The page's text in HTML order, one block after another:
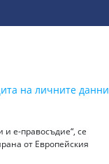
на личните данни
е-правосъдие“, се
от Европейския